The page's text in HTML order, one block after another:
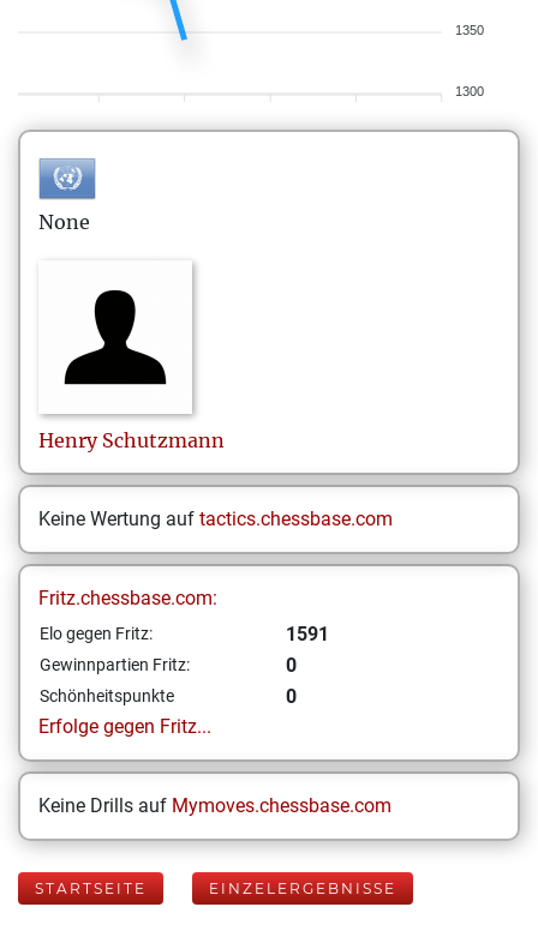
1350
1300
None
Henry Schutzmann
Keine Wertung auf tactics.chessbase.com
Fritz.chessbase.com:
Elo gegen Fritz: 1591
Gewinnpartien Fritz: 0
Schönheitspunkte
0
Erfolge gegen Fritz...
Keine Drills auf Mymoves.chessbase.com
STARTSEITE EINZELERGEBNISSE